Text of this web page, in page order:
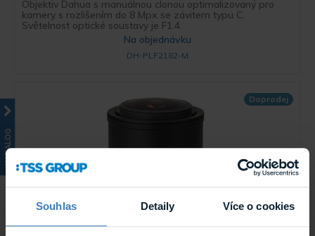
Souhlas Detaily Více o cookies
KATALOG
Objektiv Dahua s manuálnou clonou optimalizovaný pro
kamery s rozlišením do 8 Mpx se závitem typu C.
Světelnost optické soustavy je F1.4.
Na objednávku
DH-PLF2182-M
Doprodej